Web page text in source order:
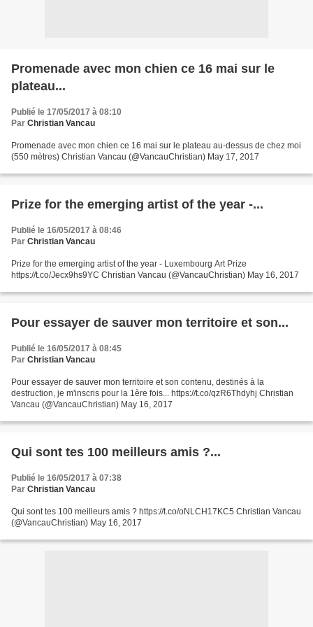
Promenade avec mon chien ce 16 mai sur le
plateau...
Publié le 17/05/2017 à 08:10
Par Christian Vancau
Promenade avec mon chien ce 16 mai sur le plateau au-dessus de chez moi
(550 mètres) Christian Vancau (@VancauChristian) May 17, 2017
Prize for the emerging artist of the year -...
Publié le 16/05/2017 à 08:46
Par Christian Vancau
Prize for the emerging artist of the year - Luxembourg Art Prize
https://t.co/Jecx9hs9YC Christian Vancau (@VancauChristian) May 16, 2017
Pour essayer de sauver mon territoire et son...
Publié le 16/05/2017 à 08:45
Par Christian Vancau
Pour essayer de sauver mon territoire et son contenu, destinés à la
destruction, je m'inscris pour la 1ère fois... https://t.co/qzR6Thdyhj Christian
Vancau (@VancauChristian) May 16, 2017
Qui sont tes 100 meilleurs amis ?...
Publié le 16/05/2017 à 07:38
Par Christian Vancau
Qui sont tes 100 meilleurs amis ? https://t.co/oNLCH17KC5 Christian Vancau
(@VancauChristian) May 16, 2017